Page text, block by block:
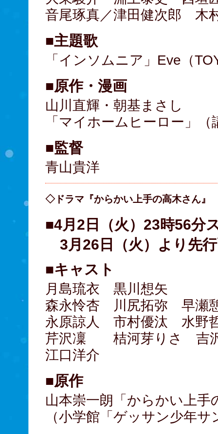
音尾琢真／津田健次郎 木
■主題歌
「インソムニア」Eve（
■原作・漫画
山川直輝・朝基まさし
「マイホームヒーロー」
■監督
青山貴洋
◇ドラマ『からかい上手の高木さん』
■4月2日（火）23時56分
3月26日（火）より先
■キャスト
月島琉衣 黒川想矢
森永怜杏 川尻拓弥 早瀬
永原諒人 市村優汰 水野
芹沢凜 桔河芽りさ 吉
江口洋介
■原作
山本崇一朗「からかい上手
（小学館「ゲッサン少年